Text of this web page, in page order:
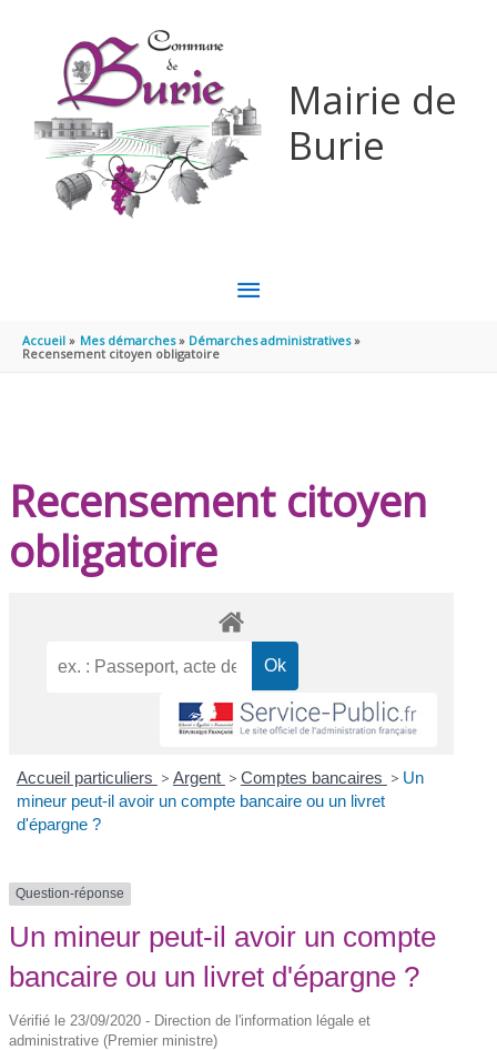
Mairie de
Burie
MENU
PRINCIPAL
Accueil Mes démarches
Démarches administratives
Recensement citoyen obligatoire
Recensement citoyen
obligatoire
Accueil particuliers > Argent > Comptes bancaires > Un
mineur peut-il avoir un compte bancaire ou un livret
d'épargne ?
Question-réponse
Un mineur peut-il avoir un compte
bancaire ou un livret d'épargne ?
Vérifié le 23/09/2020 - Direction de l'information légale et
administrative (Premier ministre)